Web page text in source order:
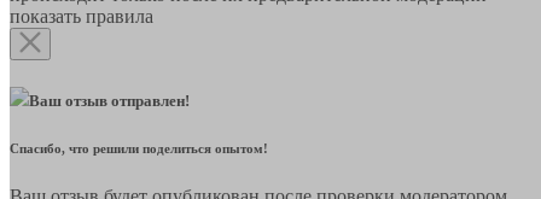
показать правила
Ваш отзыв отправлен!
Спасибо, что решили поделиться опытом!